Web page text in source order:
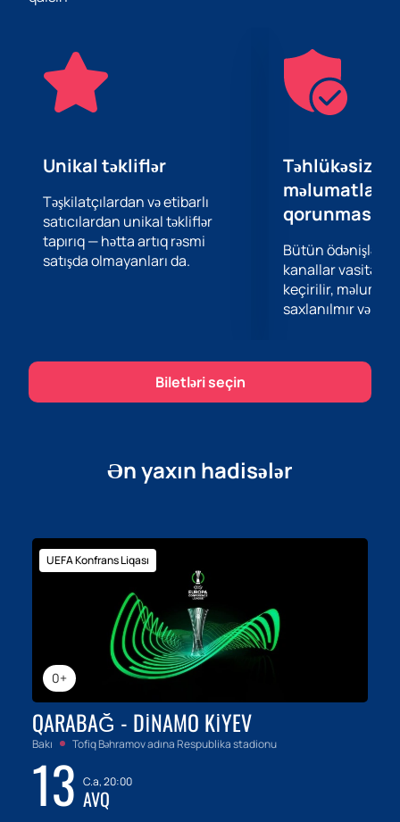
Biletler artıq satışdadır və bu, əsl sənətin bu musiqi
sizinlə qalacaq inanılmaz melodiyalar və harmoniya
axşamına özünüzü və sevdiklərinizi əyləndirməyə dəvət
edirik. “Anam kəlağaylı bir muğamıydı...” konsertində
muğam dünyasına qərq olmaq və onun dərin mənasını
Beynəlxalq Muğam Mərkəzində gözləyirik!
Unikal təkliflər
Təşkilatçılardan və etibarlı
satıcılardan unikal təkliflər
tapırıq — hətta artıq rəsmi
satışda olmayanları da.
Təhlükəsiz
məlumatların
qorunması
Bütün ödənişlər
kanallar
keçirilir,
saxlanılmır və
Biletləri seçin
Ən yaxın hadisələr
0+
UEFA Konfrans Liqası
QARABAĞ - DINAMO KIYEV
Bakı Tofiq Bəhramov adına Respublika stadionu
13 C.a, 20:00
AVQ